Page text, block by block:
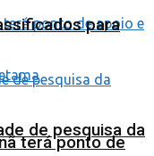
terá ponto de
para
de pesquisa da